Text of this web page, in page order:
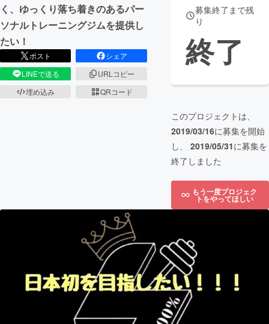
く、ゆっくり落ち着きのあるパー
ソナルトレーニングジムを提供し
たい！
ポスト
シェア
LINEで送る
URLコピー
埋め込み
QRコード
募集終了まで残
り
終了
このプロジェクトは、
2019/03/16に募集を開始
し、 2019/05/31に募集を
終了しました
もう一度プロジェク
トをやってほしい